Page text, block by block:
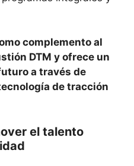
complemento al
DTM y ofrece un
a través de
de tracción
el talento